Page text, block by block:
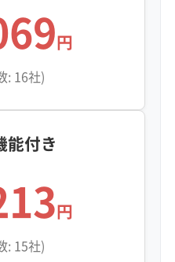
円
: 16社)
能付き
円
: 15社)